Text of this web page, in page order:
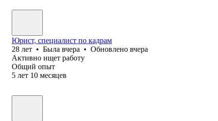
Юрист, специалист по кадрам
28 лет • Была вчера • Обновлено вчера
Активно ищет работу
Общий опыт
5 лет 10 месяцев